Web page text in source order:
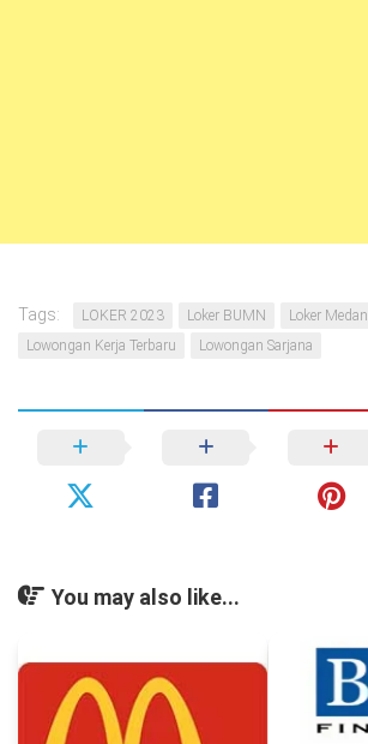
Tags: LOKER 2023 Loker BUMN
Loker Medan
Lowongan Kerja Terbaru
Lowongan Sarjana
You may also like...